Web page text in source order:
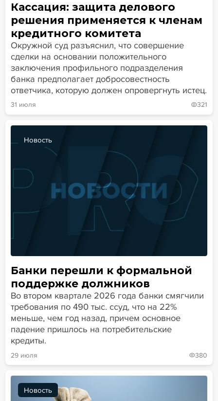
Кассация: защита делового
решения применяется к членам
кредитного комитета
Окружной суд разъяснил, что совершение
сделки на основании положительного
заключения профильного подразделения
банка предполагает добросовестность
ответчика, которую должен опровергнуть истец.
31 июля 321
Новость
Банки перешли к формальной
поддержке должников
Во втором квартале 2026 года банки смягчили
требования по 490 тыс. ссуд, что на 22%
меньше, чем год назад, причем основное
падение пришлось на потребительские
кредиты.
29 июля 380
Новость